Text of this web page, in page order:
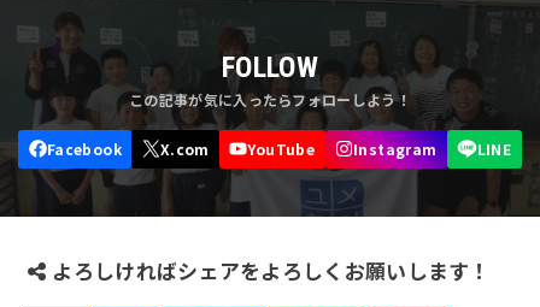
FOLLOW
よろしければシェアをよろしくお願いします！